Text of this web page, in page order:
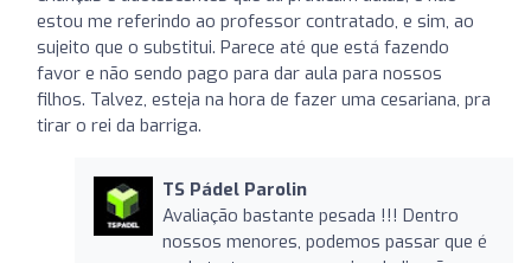
estou me referindo ao professor contratado, e sim, ao
sujeito que o substitui. Parece até que está fazendo
favor e não sendo pago para dar aula para nossos
filhos. Talvez, esteja na hora de fazer uma cesariana, pra
tirar o rei da barriga.
TS Pádel Parolin
Avaliação bastante pesada !!! Dentro
nossos menores, podemos passar que é